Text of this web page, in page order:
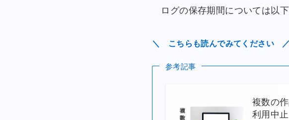
ログの保存期間については以
＼ こちらも読んでみてください ／
参考記事
複数の
利用中